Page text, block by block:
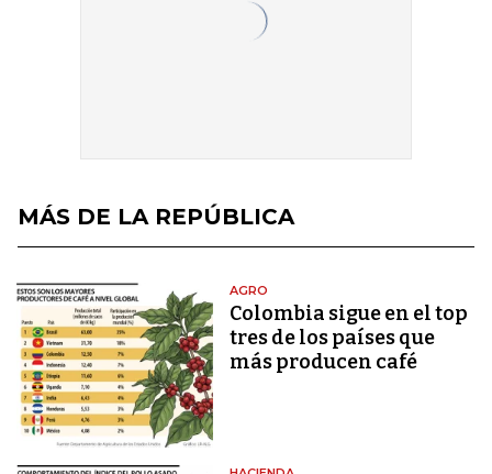
MÁS DE LA REPÚBLICA
AGRO
Colombia sigue en el top
tres de los países que
más producen café